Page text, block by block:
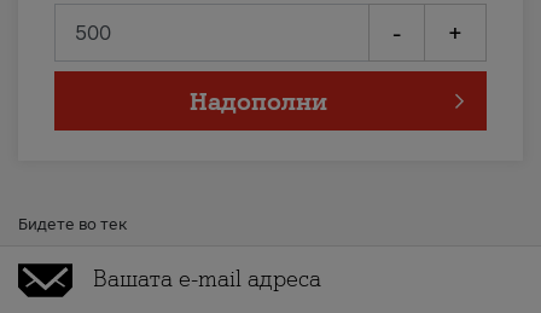
- +
Надополни
Бидете во тек